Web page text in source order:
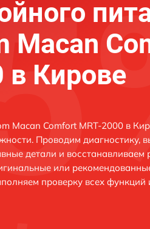
Macan
в Кирове
Macan Comfort MRT-2000 в
Проводим диагностику,
детали и восстанавливаем
или
проверку всех функций